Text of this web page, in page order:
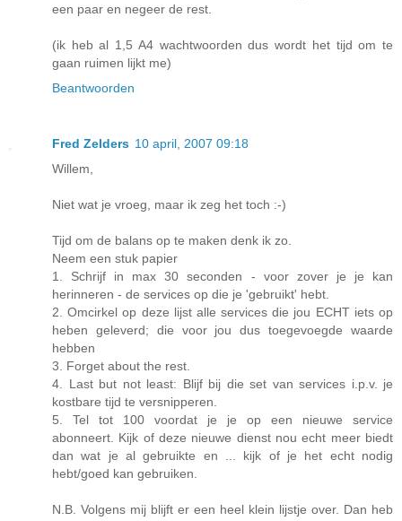
een paar en negeer de rest.
(ik heb al 1,5 A4 wachtwoorden dus wordt het tijd om te
gaan ruimen lijkt me)
Beantwoorden
Fred Zelders 10 april, 2007 09:18
Willem,
Niet wat je vroeg, maar ik zeg het toch :-)
Tijd om de balans op te maken denk ik zo.
Neem een stuk papier
1. Schrijf in max 30 seconden - voor zover je je kan
herinneren - de services op die je 'gebruikt' hebt.
2. Omcirkel op deze lijst alle services die jou ECHT iets op
heben geleverd; die voor jou dus toegevoegde waarde
hebben
3. Forget about the rest.
4. Last but not least: Blijf bij die set van services i.p.v. je
kostbare tijd te versnipperen.
5. Tel tot 100 voordat je je op een nieuwe service
abonneert. Kijk of deze nieuwe dienst nou echt meer biedt
dan wat je al gebruikte en ... kijk of je het echt nodig
hebt/goed kan gebruiken.
N.B. Volgens mij blijft er een heel klein lijstje over. Dan heb